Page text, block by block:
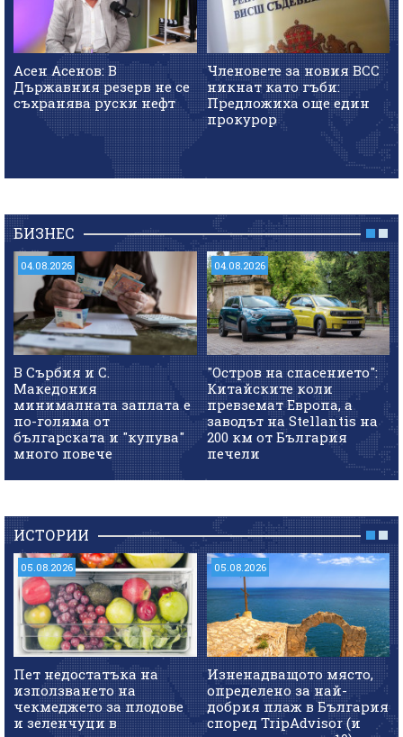
Асен Асенов: В
Държавния резерв не се
съхранява руски нефт
Членовете за новия ВСС
никнат като гъби:
Предложиха още един
прокурор
БИЗНЕС
04.08.2026
В Сърбия и С.
Македония
минималната заплата е
по-голяма от
българската и "купува"
много повече
04.08.2026
"Остров на спасението":
Китайските коли
превземат Европа, а
заводът на Stellantis на
200 км от България
печели
ИСТОРИИ
05.08.2026
Пет недостатъка на
използването на
чекмеджето за плодове
и зеленчуци в
05.08.2026
Изненадващото място,
определено за най-
добрия плаж в България
според TripAdvisor (и